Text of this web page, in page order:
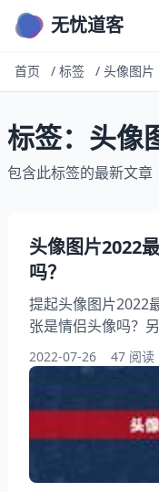
无忧道客
首页 / 标签 / 头像图片
标签：头像
包含此标签的最新文章
头像图片2022
吗？
提起头像图片2022
张是情侣头像吗？
微信头像微信名财
事？其实2022年男
看看这一张是情侣
像图片2022最火爆
女的面对的方向可
运的微信头像微信
2022-07-26 47 阅读